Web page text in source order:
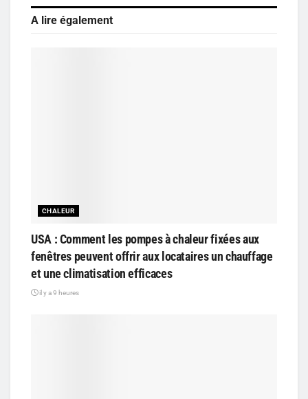
A lire également
CHALEUR
USA : Comment les pompes à chaleur fixées aux
fenêtres peuvent offrir aux locataires un chauffage
et une climatisation efficaces
il y a 9 heures